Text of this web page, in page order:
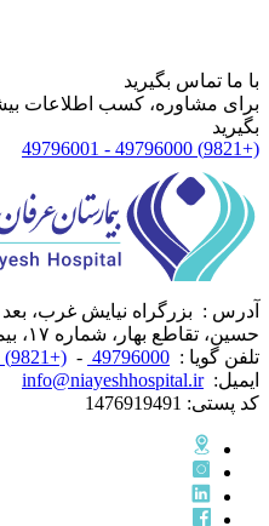
با ما تماس بگیرید
برای مشاوره، کسب اطلاعات
بگیرید
(+9821) 49796000 - 49796001
آدرس : بزرگراه نیایش غرب، بعد
حسین، تقاطع بهار، شماره ۱۷، بیمارستان عرفان نیایش
تلفن گویا : 49796000
-
(+9821) 49796001
ایمیل: info@niayeshhospital.ir
کد پستی: 1476919491